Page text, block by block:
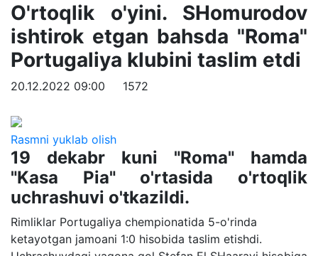
O'rtoqlik o'yini. SHomurodov
ishtirok etgan bahsda "Roma"
Portugaliya klubini taslim etdi
20.12.2022 09:00 1572
Rasmni yuklab olish
19 dekabr kuni "Roma" hamda
"Kasa Pia" o'rtasida o'rtoqlik
uchrashuvi o'tkazildi.
Rimliklar Portugaliya chempionatida 5-o'rinda
ketayotgan jamoani 1:0 hisobida taslim etishdi.